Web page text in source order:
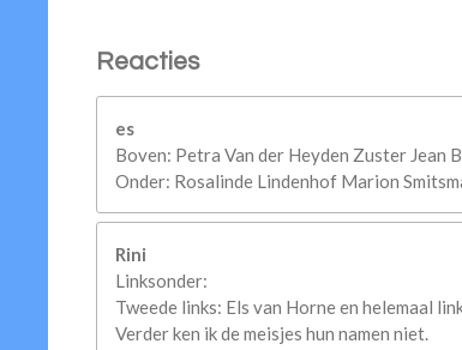
Reacties
es
Boven: Petra Van der Heyden Zuster Jean
Onder: Rosalinde Lindenhof Marion
Rini
Linksonder:
Tweede links: Els van Horne en helemaal
Verder ken ik de meisjes hun namen niet.